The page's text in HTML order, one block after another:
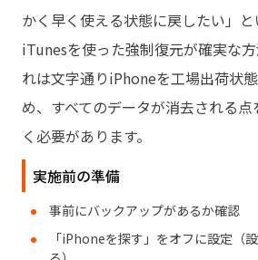
かく早く使える状態に戻したい」と
iTunesを使った強制復元が確実な
れは文字通りiPhoneを工場出荷状
め、すべてのデータが消去される
く必要があります。
実施前の準備
事前にバックアップがあるか確認
「iPhoneを探す」をオフに設定（